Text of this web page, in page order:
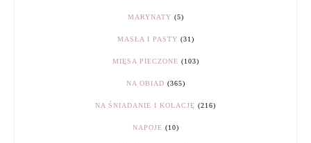
MARYNATY (5)
MASŁA I PASTY (31)
MIĘSA PIECZONE (103)
NA OBIAD (365)
NA ŚNIADANIE I KOLACJĘ (216)
NAPOJE (10)